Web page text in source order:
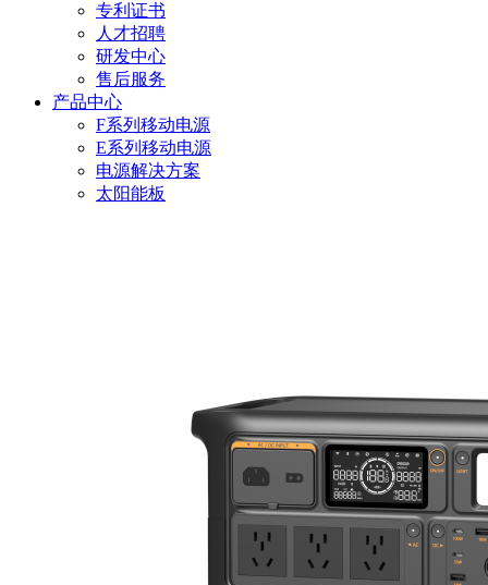
专利证书
人才招聘
研发中心
售后服务
产品中心
F系列移动电源
E系列移动电源
电源解决方案
太阳能板